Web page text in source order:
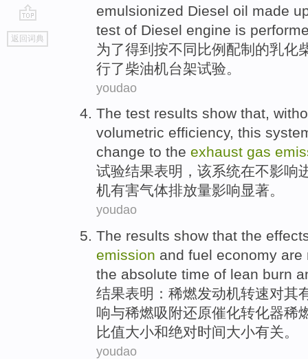
go
top
返回词典
emulsionized Diesel oil made
test of Diesel engine is
为了得到 按不同 比例 配制 的乳化
行了柴油机台架试验。
youdao
The test results show that,
volumetric efficiency, this
change to the exhaust gas
试验结果表明 ， 该系统在不影响
机有害气体排放量影响显著。
youdao
The results show that the
emission and fuel economy are
the absolute time of lean burn
结果表明 ： 稀燃发动机转速对其
响与稀燃吸附还原催化转化器稀
比值大小和绝对时间大小有关。
youdao